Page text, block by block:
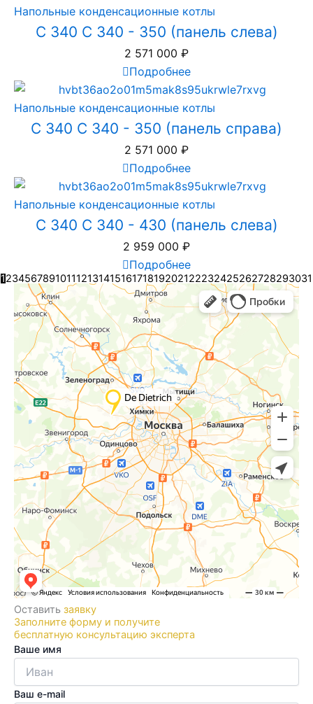
Напольные конденсационные котлы
C 340 C 340 - 350 (панель слева)
2 571 000 ₽
Подробнее
Напольные конденсационные котлы
C 340 C 340 - 350 (панель справа)
2 571 000 ₽
Подробнее
Напольные конденсационные котлы
C 340 C 340 - 430 (панель слева)
2 959 000 ₽
Подробнее
12345678910111213141516171819202122232425262728293031
Оставить заявку
Заполните форму и получите
бесплатную консультацию эксперта
Ваше имя
Ваш e-mail